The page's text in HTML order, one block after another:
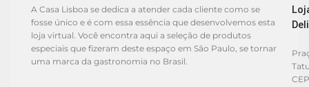
A Casa Lisboa se dedica a atender cada cliente como se
fosse único e é com essa essência que desenvolvemos esta
loja virtual. Você encontra aqui a seleção de produtos
especiais que fizeram deste espaço em São Paulo, se tornar
uma marca da gastronomia no Brasil.